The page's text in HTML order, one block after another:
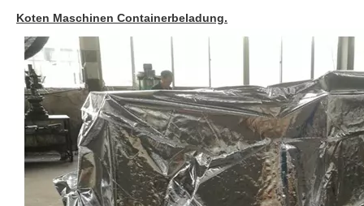
Koten Maschinen Containerbeladung.